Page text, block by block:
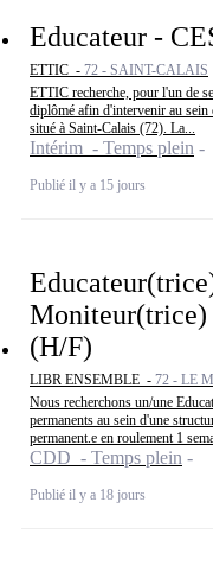
Educateur -
ETTIC - 72 - SAINT-CALAIS
ETTIC recherche, pour l'un de
diplômé afin d'intervenir au
situé à Saint-Calais (72). La...
Intérim - Temps plein
Publié il y a 15 jours
Moniteur(trice)
(H/F)
LIBR ENSEMBLE - 72 - LE
Nous recherchons un/une
permanents au sein d'une
permanent.e en roulement 1
CDD - Temps plein
Publié il y a 18 jours